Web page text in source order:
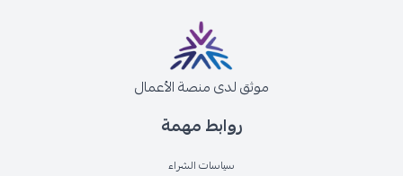
روابط مهمة
سياسات الشراء
موثق لدى منصة الأعمال